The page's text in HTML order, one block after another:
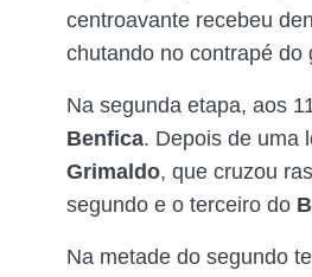
centroavante recebeu
chutando no contrapé do
Na segunda etapa, aos
Benfica. Depois de uma
Grimaldo, que cruzou
segundo e o terceiro do
Na metade do segundo